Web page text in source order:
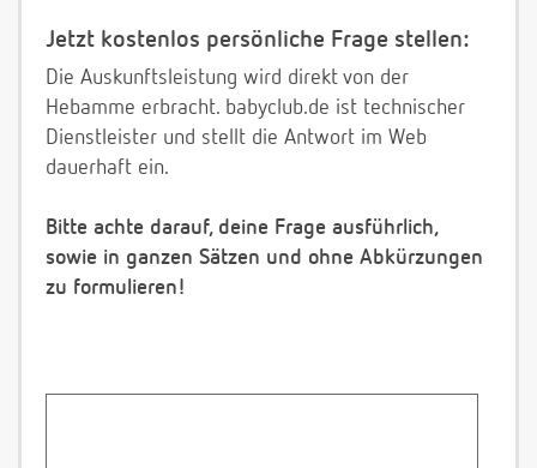
Jetzt kostenlos persönliche Frage stellen:
Die Auskunftsleistung wird direkt von der
Hebamme erbracht. babyclub.de ist technischer
Dienstleister und stellt die Antwort im Web
dauerhaft ein.
Bitte achte darauf, deine Frage ausführlich,
sowie in ganzen Sätzen und ohne Abkürzungen
zu formulieren!